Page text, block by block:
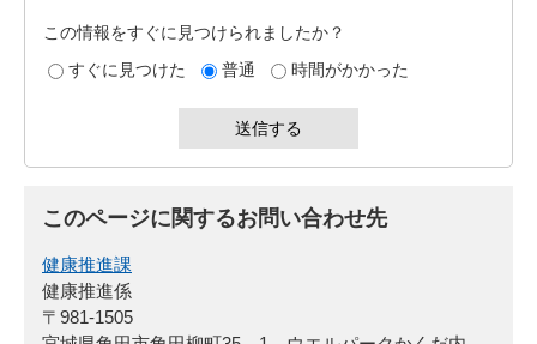
この情報をすぐに見つけられましたか？
すぐに見つけた
普通 時間がかかった
このページに関するお問い合わせ先
健康推進課
健康推進係
〒981-1505